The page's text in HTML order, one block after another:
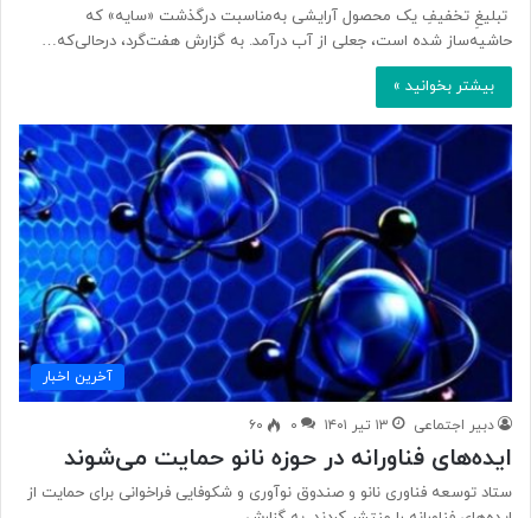
تبلیغِ تخفیفِ یک محصول آرایشی به‌مناسبت درگذشت «سایه» که
حاشیه‌ساز شده است، جعلی از آب درآمد. به گزارش هفت‌گرد، درحالی‌که…
بیشتر بخوانید »
آخرین اخبار
دبیر اجتماعی ۱۳ تیر ۱۴۰۱ ۰ ۶۰
ایده‌های فناورانه در حوزه نانو حمایت می‌شوند
ستاد توسعه فناوری نانو و صندوق نوآوری و شکوفایی فراخوانی برای حمایت از